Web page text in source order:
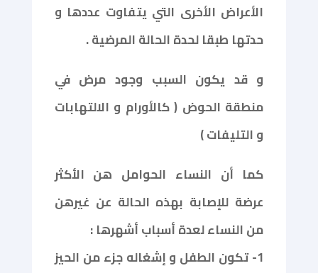
الأعراض الأخرى التي يتفاوت عددها و
حدتها طبقا لحدة الحالة المرضية .
و قد يكون السبب وجود مرض في
منطقة الحوض ( كالأورام و الالتهابات
و التليفات )
كما أن النساء الحوامل هن الأكثر
عرضة للإصابة بهذه الحالة عن غيرهن
من النساء لعدة أسباب أشهرها :
1- تكون الطفل و إشغاله جزء من الحيز